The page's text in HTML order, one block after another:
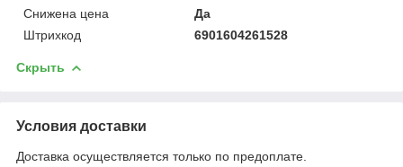
Снижена цена
Да
Штрихкод
6901604261528
Скрыть
Условия доставки
Доставка осуществляется только по предоплате.